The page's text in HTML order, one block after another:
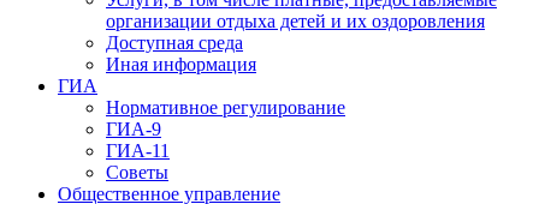
организации отдыха детей и их оздоровления
Доступная среда
Иная информация
ГИА
Нормативное регулирование
ГИА-9
ГИА-11
Советы
Общественное управление